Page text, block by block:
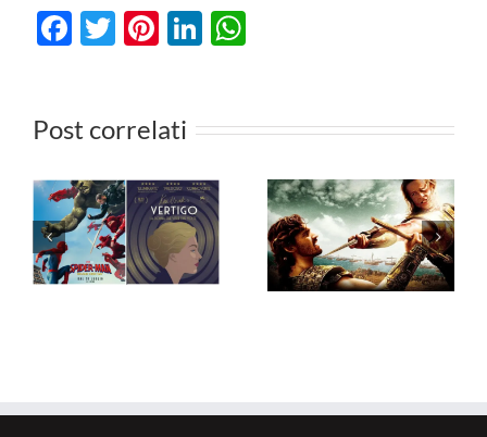
Facebook
Twitter
Pinterest
LinkedIn
Post correlati
uscita al
cinema il 6
agosto: da
Hokum a
Borgo, ecco
I film da
vedere in TV
dal 3 al 9
agosto 2026